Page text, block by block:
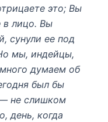
это; Вы
в лицо. Вы
сунули ее под
мы, индейцы,
думаем об
был бы
не слишком
день, когда